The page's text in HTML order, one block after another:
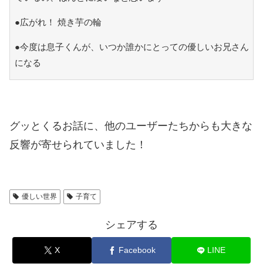
●広がれ！ 焼き芋の輪
●今度は息子くんが、いつか誰かにとっての優しいお兄さん
になる
グッとくるお話に、他のユーザーたちからも大きな
反響が寄せられていました！
優しい世界 子育て
シェアする
X Facebook LINE